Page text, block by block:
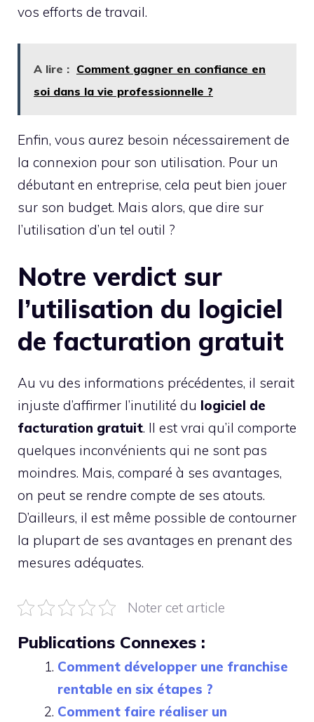
vos efforts de travail.
A lire : Comment gagner en confiance en
soi dans la vie professionnelle ?
Enfin, vous aurez besoin nécessairement de
la connexion pour son utilisation. Pour un
débutant en entreprise, cela peut bien jouer
sur son budget. Mais alors, que dire sur
l’utilisation d’un tel outil ?
Notre verdict sur
l’utilisation du logiciel
de facturation gratuit
Au vu des informations précédentes, il serait
injuste d’affirmer l’inutilité du logiciel de
facturation gratuit. Il est vrai qu’il comporte
quelques inconvénients qui ne sont pas
moindres. Mais, comparé à ses avantages,
on peut se rendre compte de ses atouts.
D’ailleurs, il est même possible de contourner
la plupart de ses avantages en prenant des
mesures adéquates.
Noter cet article
Publications Connexes :
Comment développer une franchise
rentable en six étapes ?
Comment faire réaliser un